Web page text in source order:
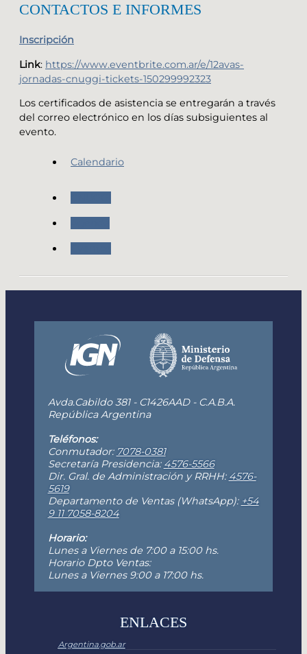
CONTACTOS E INFORMES
Inscripción
Link: https://www.eventbrite.com.ar/e/12avas-
jornadas-cnuggi-tickets-150299992323
Los certificados de asistencia se entregarán a través
del correo electrónico en los días subsiguientes al
evento.
Calendario
Avda.Cabildo 381 - C1426AAD - C.A.B.A.
República Argentina
Teléfonos:
Conmutador: 7078-0381
Secretaría Presidencia: 4576-5566
Dir. Gral. de Administración y RRHH: 4576-
5619
Departamento de Ventas (WhatsApp): +54
9 11 7058-8204
Horario:
Lunes a Viernes de 7:00 a 15:00 hs.
Horario Dpto Ventas:
Lunes a Viernes 9:00 a 17:00 hs.
ENLACES
Argentina.gob.ar